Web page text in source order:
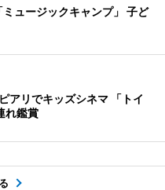
ュージックキャンプ」 子ど
アリでキッズシネマ 「トイ
れ鑑賞